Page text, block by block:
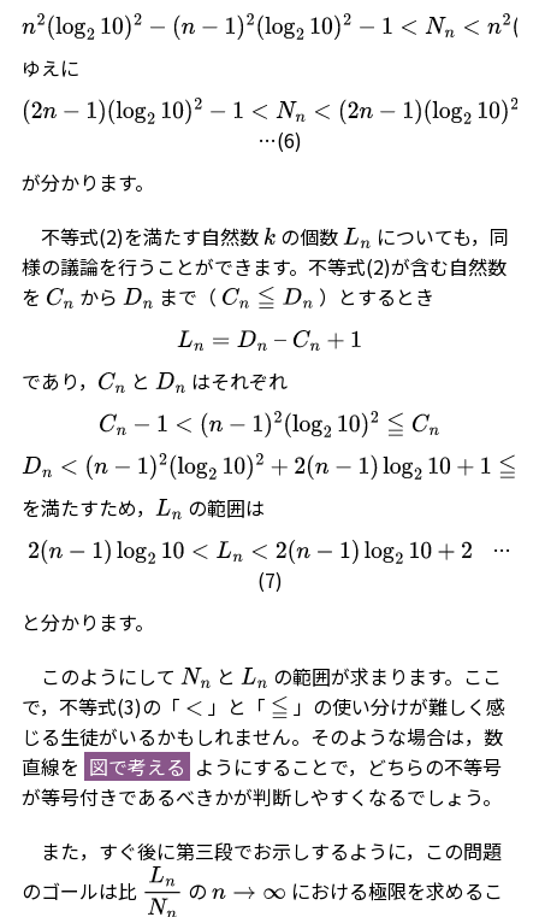
n2(log210)2−( n− 1)2 (log210)2−1 <Nn< n2 log2 10)2 −( n−1)
ゆえに
(2n−1)
( log210
…(6)
が分かります。
不等式(2)を満たす自然数 k の個数Ln についても，同
様の議論を行うことができます。不等式(2)が含む自然数
を Cn から Dn まで（ Cn≦D n
）とするとき
Ln= Dn –C n+ 1
であり， Cn と Dn はそれぞれ
Cn− 1< (n −1 2(log 210)2≦Cn
Dn< (n− 1)2 (log210)2+2 (n−1) log210 +1 ≦Dn+1
を満たすため， Ln の範囲は
2(n− 1) log 210< Ln< 2(n−1) log210+2
…
(7)
と分かります。
このようにして Nn と Ln の範囲が求まります。ここ
で，不等式(3)の「 < 」と「 ≦ 」の使い分けが難しく感
じる生徒がいるかもしれません。そのような場合は，数
直線を 図で考える ようにすることで，どちらの不等号
が等号付きであるべきかが判断しやすくなるでしょう。
また，すぐ後に第三段でお示しするように，この問題
のゴールは比 LnNn のn→∞
における極限を求めるこ